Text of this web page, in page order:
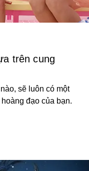
trên cung
sẽ luôn có một
đạo của bạn.